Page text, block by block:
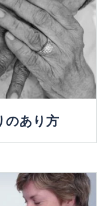
のあり方